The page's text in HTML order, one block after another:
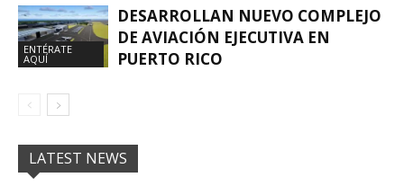
ENTÉRATE
AQUÍ
DESARROLLAN NUEVO COMPLEJO
DE AVIACIÓN EJECUTIVA EN
PUERTO RICO
LATEST NEWS